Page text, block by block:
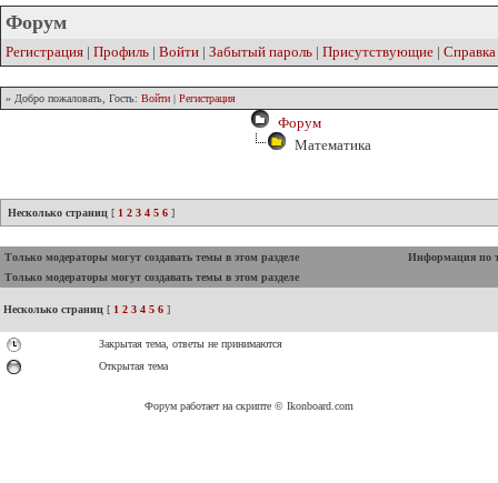
Форум
Регистрация | Профиль | Войти | Забытый пароль | Присутствующие | Справка
» Добро пожаловать, Гость: Войти | Регистрация
Форум
Математика
Несколько страниц [ 1 2 3 4 5 6 ]
Только модераторы могут создавать темы в этом разделе
Информация по
Только модераторы могут создавать темы в этом разделе
Несколько страниц [ 1 2 3 4 5 6 ]
Закрытая тема, ответы не принимаются
Открытая тема
Форум работает на скрипте © Ikonboard.com